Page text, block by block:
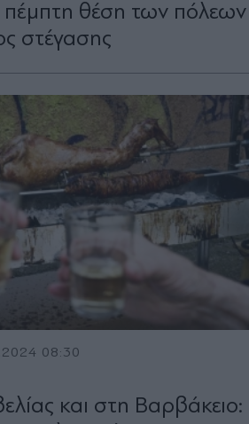
θέση των πόλεων
στέγασης
08:30
και στη Βαρβάκειο: